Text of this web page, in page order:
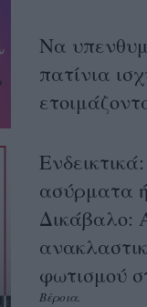
Να
πατίνια
ασύρματα
Δικάβαλο:
φωτισμού
Βέροια.